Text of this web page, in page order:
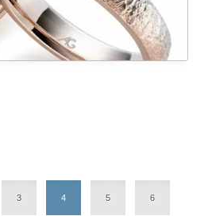
3 4 5 6